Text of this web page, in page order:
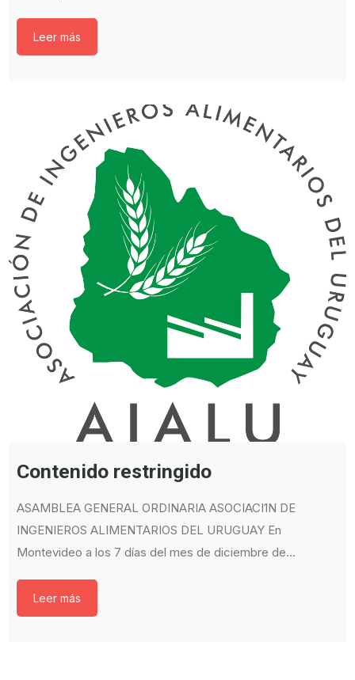
Leer más
Contenido restringido
ASAMBLEA GENERAL ORDINARIA ASOCIACI1N DE
INGENIEROS ALIMENTARIOS DEL URUGUAY En
Montevideo a los 7 días del mes de diciembre de...
Leer más